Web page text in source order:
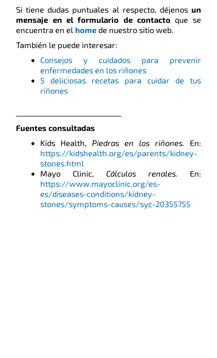
Si tiene dudas puntuales al respecto, déjenosun
mensaje en el formulario de contacto que se
encuentra en el home de nuestro sitio web.
También le puede interesar:
Consejos y cuidados para prevenir
enfermedades en los riñones
5 deliciosas recetas para cuidar de tus
riñones
Fuentes consultadas
Kids Health, Piedras en los riñones. En:
https://kidshealth.org/es/parents/kidney-
stones.html
Mayo Clinic, Cálculos renales. En:
https://www.mayoclinic.org/es-
es/diseases-conditions/kidney-
stones/symptoms-causes/syc-20355755